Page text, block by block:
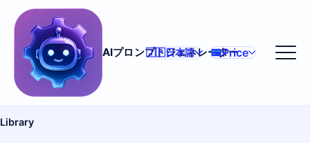
AIプロンプトジェネレーター
🇯🇵日本語 Price
Library